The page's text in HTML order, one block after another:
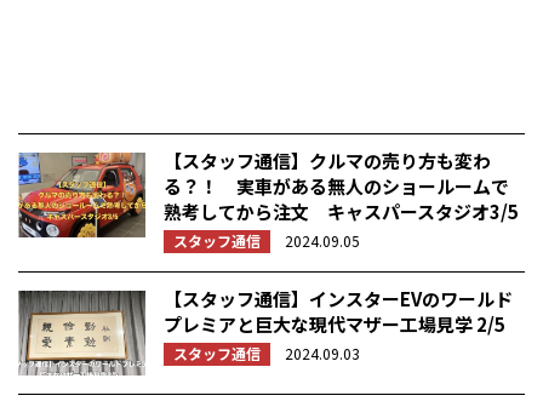
【スタッフ通信】クルマの売り方も変わ
る？！ 実車がある無人のショールームで
熟考してから注文 キャスパースタジオ3/5
スタッフ通信 2024.09.05
【スタッフ通信】インスターEVのワールド
プレミアと巨大な現代マザー工場見学 2/5
スタッフ通信 2024.09.03